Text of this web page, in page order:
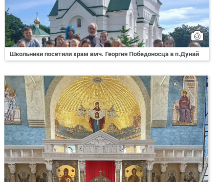
Школьники посетили храм вмч. Георгия Победоносца в п.Дунай